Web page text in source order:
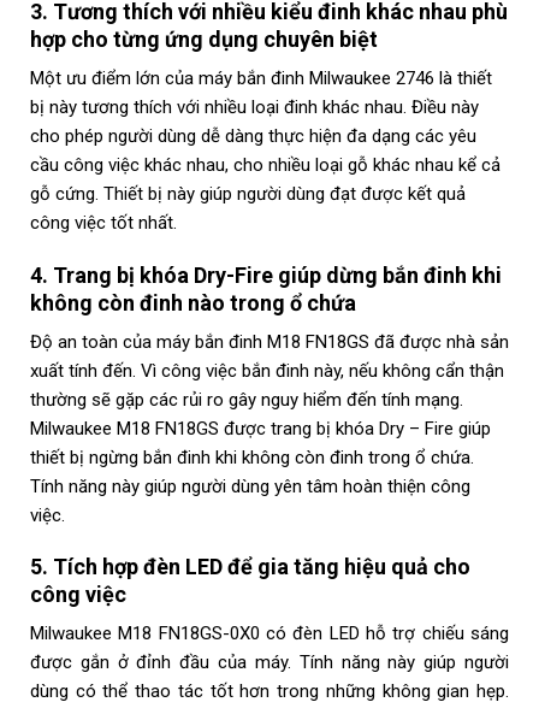
3. Tương thích với nhiều kiểu đinh khác nhau phù
hợp cho từng ứng dụng chuyên biệt
Một ưu điểm lớn của máy bắn đinh Milwaukee 2746 là thiết
bị này tương thích với nhiều loại đinh khác nhau. Điều này
cho phép người dùng dễ dàng thực hiện đa dạng các yêu
cầu công việc khác nhau, cho nhiều loại gỗ khác nhau kể cả
gỗ cứng. Thiết bị này giúp người dùng đạt được kết quả
công việc tốt nhất.
4. Trang bị khóa Dry-Fire giúp dừng bắn đinh khi
không còn đinh nào trong ổ chứa
Độ an toàn của máy bắn đinh M18 FN18GS đã được nhà sản
xuất tính đến. Vì công việc bắn đinh này, nếu không cẩn thận
thường sẽ gặp các rủi ro gây nguy hiểm đến tính mạng.
Milwaukee M18 FN18GS được trang bị khóa Dry – Fire giúp
thiết bị ngừng bắn đinh khi không còn đinh trong ổ chứa.
Tính năng này giúp người dùng yên tâm hoàn thiện công
việc.
5. Tích hợp đèn LED để gia tăng hiệu quả cho
công việc
Milwaukee M18 FN18GS-0X0 có đèn LED hỗ trợ chiếu sáng
được gắn ở đỉnh đầu của máy. Tính năng này giúp người
dùng có thể thao tác tốt hơn trong những không gian hẹp.